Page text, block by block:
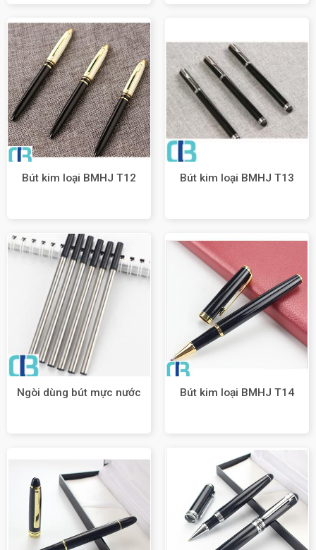
Bút kim loại BMHJ T12 Bút kim loại BMHJ T13
Ngòi dùng bút mực nước Bút kim loại BMHJ T14